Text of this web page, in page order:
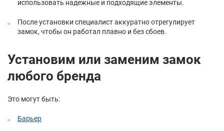
использовать надежные и подходящие элементы.
После установки специалист аккуратно отрегулирует
замок, чтобы он работал плавно и без сбоев.
Установим или заменим замок
любого бренда
Это могут быть:
Барьер